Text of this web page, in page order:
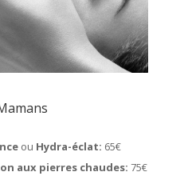
ou Hydra-éclat: 65€
aux pierres chaudes: 75€